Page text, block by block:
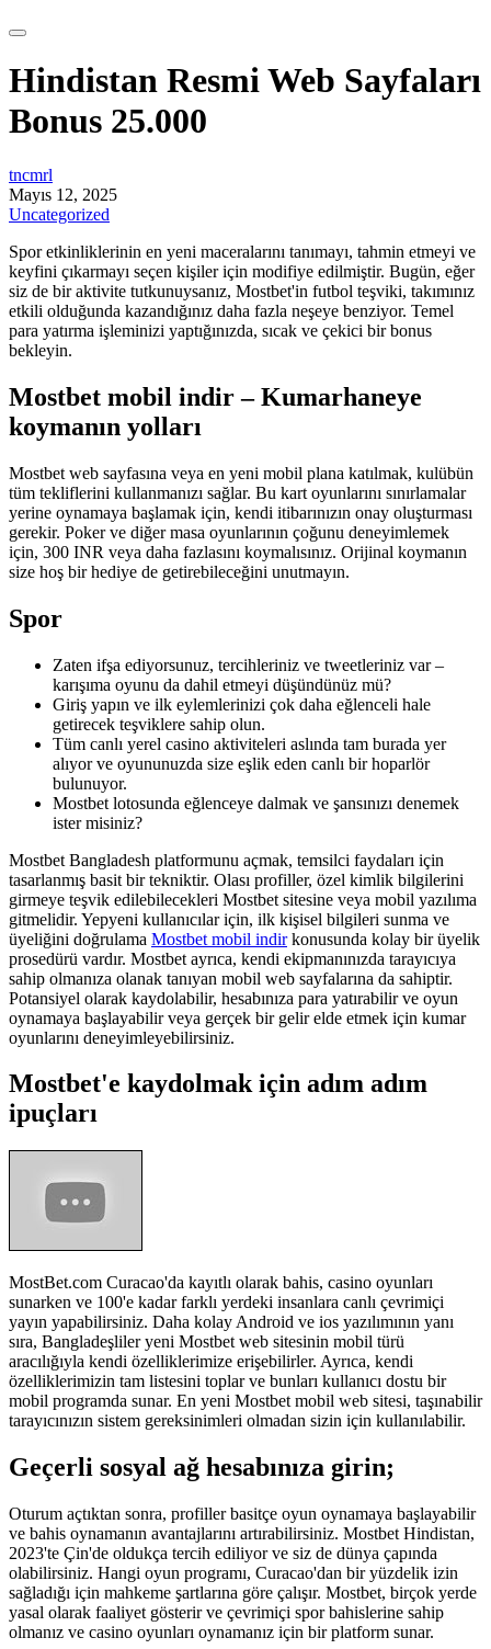
Hindistan Resmi Web Sayfaları
Bonus 25.000
tncmrl
Mayıs 12, 2025
Uncategorized
Spor etkinliklerinin en yeni maceralarını tanımayı, tahmin etmeyi ve
keyfini çıkarmayı seçen kişiler için modifiye edilmiştir. Bugün, eğer
siz de bir aktivite tutkunuysanız, Mostbet'in futbol teşviki, takımınız
etkili olduğunda kazandığınız daha fazla neşeye benziyor. Temel
para yatırma işleminizi yaptığınızda, sıcak ve çekici bir bonus
bekleyin.
Mostbet mobil indir – Kumarhaneye
koymanın yolları
Mostbet web sayfasına veya en yeni mobil plana katılmak, kulübün
tüm tekliflerini kullanmanızı sağlar. Bu kart oyunlarını sınırlamalar
yerine oynamaya başlamak için, kendi itibarınızın onay oluşturması
gerekir. Poker ve diğer masa oyunlarının çoğunu deneyimlemek
için, 300 INR veya daha fazlasını koymalısınız. Orijinal koymanın
size hoş bir hediye de getirebileceğini unutmayın.
Spor
Zaten ifşa ediyorsunuz, tercihleriniz ve tweetleriniz var –
karışıma oyunu da dahil etmeyi düşündünüz mü?
Giriş yapın ve ilk eylemlerinizi çok daha eğlenceli hale
getirecek teşviklere sahip olun.
Tüm canlı yerel casino aktiviteleri aslında tam burada yer
alıyor ve oyununuzda size eşlik eden canlı bir hoparlör
bulunuyor.
Mostbet lotosunda eğlenceye dalmak ve şansınızı denemek
ister misiniz?
Mostbet Bangladesh platformunu açmak, temsilci faydaları için
tasarlanmış basit bir tekniktir. Olası profiller, özel kimlik bilgilerini
girmeye teşvik edilebilecekleri Mostbet sitesine veya mobil yazılıma
gitmelidir. Yepyeni kullanıcılar için, ilk kişisel bilgileri sunma ve
üyeliğini doğrulama Mostbet mobil indirkonusunda kolay bir üyelik
prosedürü vardır. Mostbet ayrıca, kendi ekipmanınızda tarayıcıya
sahip olmanıza olanak tanıyan mobil web sayfalarına da sahiptir.
Potansiyel olarak kaydolabilir, hesabınıza para yatırabilir ve oyun
oynamaya başlayabilir veya gerçek bir gelir elde etmek için kumar
oyunlarını deneyimleyebilirsiniz.
Mostbet'e kaydolmak için adım adım
ipuçları
MostBet.com Curacao'da kayıtlı olarak bahis, casino oyunları
sunarken ve 100'e kadar farklı yerdeki insanlara canlı çevrimiçi
yayın yapabilirsiniz. Daha kolay Android ve ios yazılımının yanı
sıra, Bangladeşliler yeni Mostbet web sitesinin mobil türü
aracılığıyla kendi özelliklerimize erişebilirler. Ayrıca, kendi
özelliklerimizin tam listesini toplar ve bunları kullanıcı dostu bir
mobil programda sunar. En yeni Mostbet mobil web sitesi, taşınabilir
tarayıcınızın sistem gereksinimleri olmadan sizin için kullanılabilir.
Geçerli sosyal ağ hesabınıza girin;
Oturum açtıktan sonra, profiller basitçe oyun oynamaya başlayabilir
ve bahis oynamanın avantajlarını artırabilirsiniz. Mostbet Hindistan,
2023'te Çin'de oldukça tercih ediliyor ve siz de dünya çapında
olabilirsiniz. Hangi oyun programı, Curacao'dan bir yüzdelik izin
sağladığı için mahkeme şartlarına göre çalışır. Mostbet, birçok yerde
yasal olarak faaliyet gösterir ve çevrimiçi spor bahislerine sahip
olmanız ve casino oyunları oynamanız için bir platform sunar.